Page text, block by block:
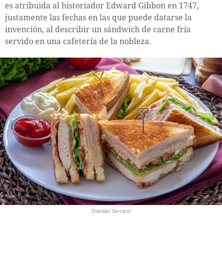
es atribuida al historiador Edward Gibbon en 1747,
justamente las fechas en las que puede datarse la
invención, al describir un sándwich de carne fría
servido en una cafetería de la nobleza.
Damián Serrano